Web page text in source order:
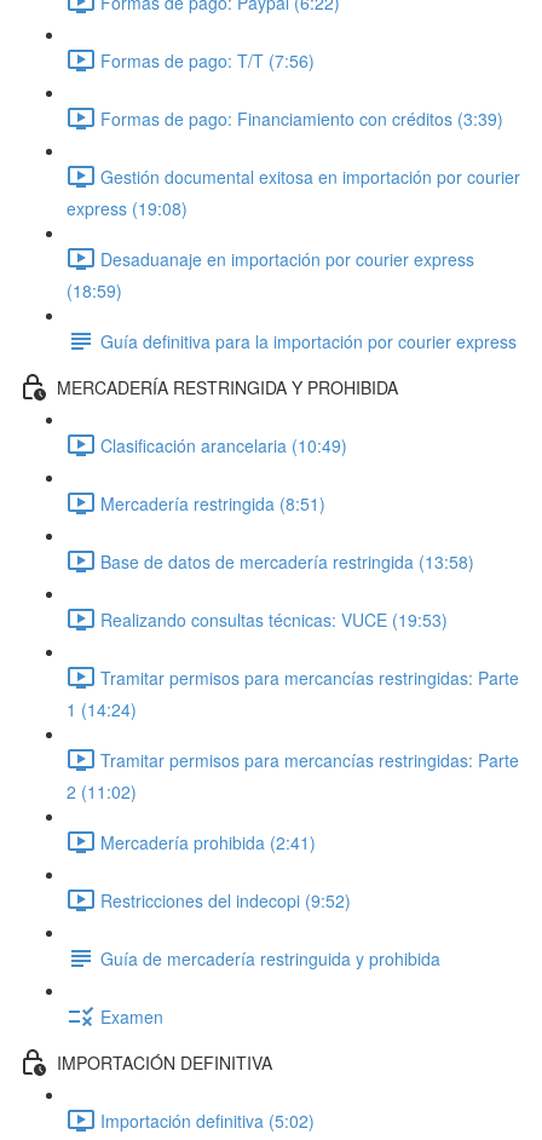
Formas de pago: T/T (7:56)
Formas de pago: Financiamiento con créditos (3:39)
Gestión documental exitosa en importación por courier
express (19:08)
Desaduanaje en importación por courier express
(18:59)
Guía definitiva para la importación por courier express
MERCADERÍA RESTRINGIDA Y PROHIBIDA
Clasificación arancelaria (10:49)
Mercadería restringida (8:51)
Base de datos de mercadería restringida (13:58)
Realizando consultas técnicas: VUCE (19:53)
Tramitar permisos para mercancías restringidas: Parte
1 (14:24)
Tramitar permisos para mercancías restringidas: Parte
2 (11:02)
Mercadería prohibida (2:41)
Restricciones del indecopi (9:52)
Guía de mercadería restringuida y prohibida
Examen
IMPORTACIÓN DEFINITIVA
Importación definitiva (5:02)